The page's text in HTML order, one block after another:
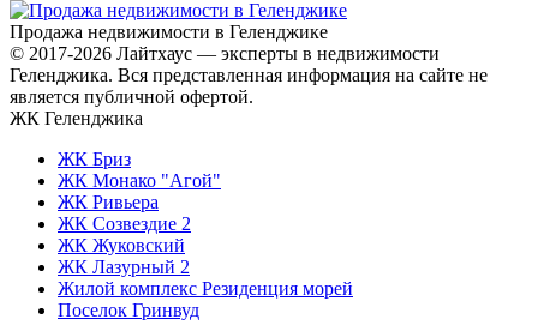
Продажа недвижимости в Геленджике
© 2017-2026 Лайтхаус — эксперты в недвижимости
Геленджика. Вся представленная информация на сайте не
является публичной офертой.
ЖК Геленджика
ЖК Бриз
ЖК Монако "Агой"
ЖК Ривьера
ЖК Созвездие 2
ЖК Жуковский
ЖК Лазурный 2
Жилой комплекс Резиденция морей
Поселок Гринвуд